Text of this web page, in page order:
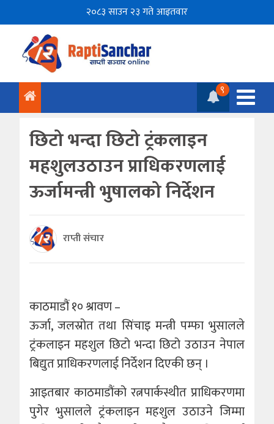
२०८३ साउन २३ गते आइतवार
९
छिटो भन्दा छिटो ट्रंकलाइन
महशुलउठाउन प्राधिकरणलाई
ऊर्जामन्त्री भुषालको निर्देशन
राप्ती संचार
काठमाडौं १० श्रावण –
ऊर्जा, जलस्रोत तथा सिंचाइ मन्त्री पम्फा भुसालले
ट्रंकलाइन महशुल छिटो भन्दा छिटो उठाउन नेपाल
बिद्युत प्राधिकरणलाई निर्देशन दिएकी छन् ।
आइतबार काठमाडौंको रत्नपार्कस्थीत प्राधिकरणमा
पुगेर भुसालले ट्रंकलाइन महशुल उठाउने जिम्मा